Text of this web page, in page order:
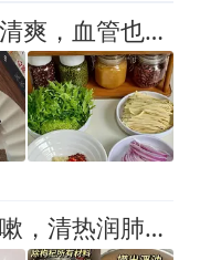
暑天三道家常小菜，吃着清爽，血管也跟着松快了，这难道不好吗
三伏吃一肉，一年都不咳嗽，清热润肺又健脾，老人孩子都能放心吃！